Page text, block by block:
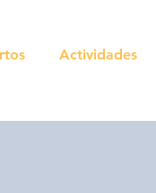
Actividades